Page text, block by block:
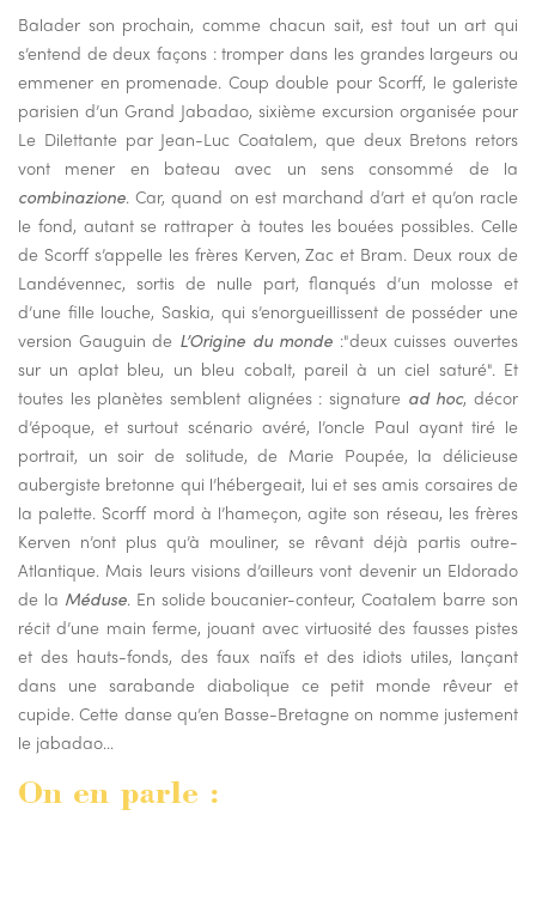
Balader son prochain, comme chacun sait, est tout un art qui
s’entend de deux façons : tromper dans les grandes largeurs ou
emmener en promenade. Coup double pour Scorff, le galeriste
parisien d’un Grand Jabadao, sixième excursion organisée pour
Le Dilettante par Jean-Luc Coatalem, que deux Bretons retors
vont mener en bateau avec un sens consommé de la
combinazione. Car, quand on est marchand d’art et qu’on racle
le fond, autant se rattraper à toutes les bouées possibles. Celle
de Scorff s’appelle les frères Kerven, Zac et Bram. Deux roux de
Landévennec, sortis de nulle part, flanqués d’un molosse et
d’une fille louche, Saskia, qui s’enorgueillissent de posséder une
version Gauguin de L’Origine du monde :"deux cuisses ouvertes
sur un aplat bleu, un bleu cobalt, pareil à un ciel saturé". Et
toutes les planètes semblent alignées : signature ad hoc, décor
d’époque, et surtout scénario avéré, l’oncle Paul ayant tiré le
portrait, un soir de solitude, de Marie Poupée, la délicieuse
aubergiste bretonne qui l’hébergeait, lui et ses amis corsaires de
la palette. Scorff mord à l’hameçon, agite son réseau, les frères
Kerven n’ont plus qu’à mouliner, se rêvant déjà partis outre-
Atlantique. Mais leurs visions d’ailleurs vont devenir un Eldorado
de la Méduse. En solide boucanier-conteur, Coatalem barre son
récit d’une main ferme, jouant avec virtuosité des fausses pistes
et des hauts-fonds, des faux naïfs et des idiots utiles, lançant
dans une sarabande diabolique ce petit monde rêveur et
cupide. Cette danse qu’en Basse-Bretagne on nomme justement
le jabadao…
On en parle :